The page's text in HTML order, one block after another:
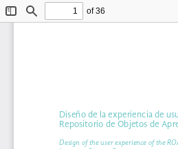
ToggleFind
of 36
Diseño de la experiencia de
Repositorio de Objetos de
Design of the user experience of the